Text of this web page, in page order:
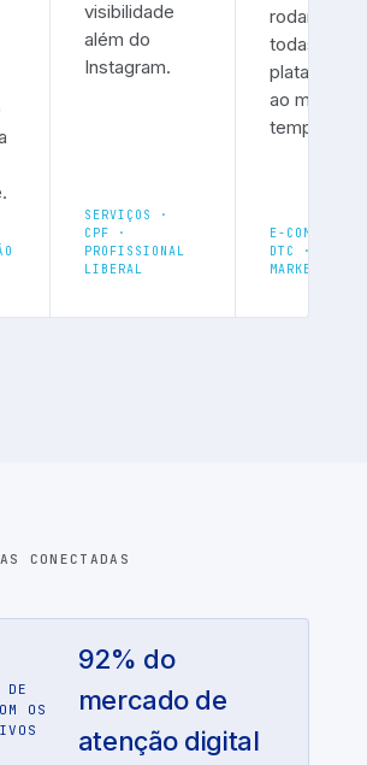
visibilidade
além do
Instagram.
SERVIÇOS ·
CPF ·
PROFISSIONAL
LIBERAL
rodando
todas as
ao mesmo
tempo.
E-COMMERCE
DTC ·
MARKETPLACE
CONECTADAS
DE
OS
92% do
mercado de
atenção digital